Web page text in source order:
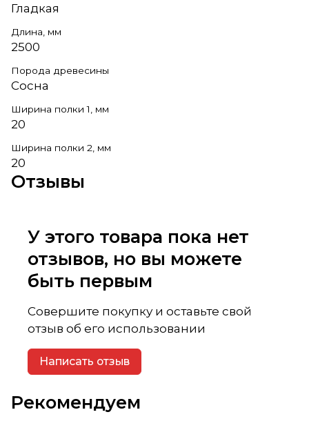
Гладкая
Длина, мм
2500
Порода древесины
Сосна
Ширина полки 1, мм
20
Ширина полки 2, мм
20
Отзывы
У этого товара пока нет
отзывов, но вы можете
быть первым
Совершите покупку и оставьте свой
отзыв об его использовании
Написать отзыв
Рекомендуем